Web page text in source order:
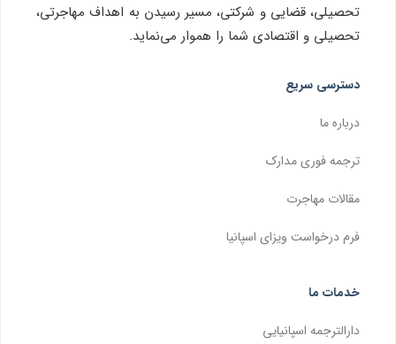
تحصیلی، قضایی و شرکتی، مسیر رسیدن به اهداف مهاجرتی،
تحصیلی و اقتصادی شما را هموار می‌نماید.
دسترسی سریع
درباره ما
ترجمه فوری مدارک
مقالات مهاجرت
فرم درخواست ویزای اسپانیا
خدمات ما
دارالترجمه اسپانیایی